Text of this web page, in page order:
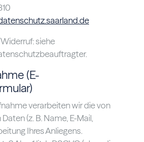
siehe
(E-
verarbeiten wir die von
(z. B. Name, E-Mail,
Ihres Anliegens.